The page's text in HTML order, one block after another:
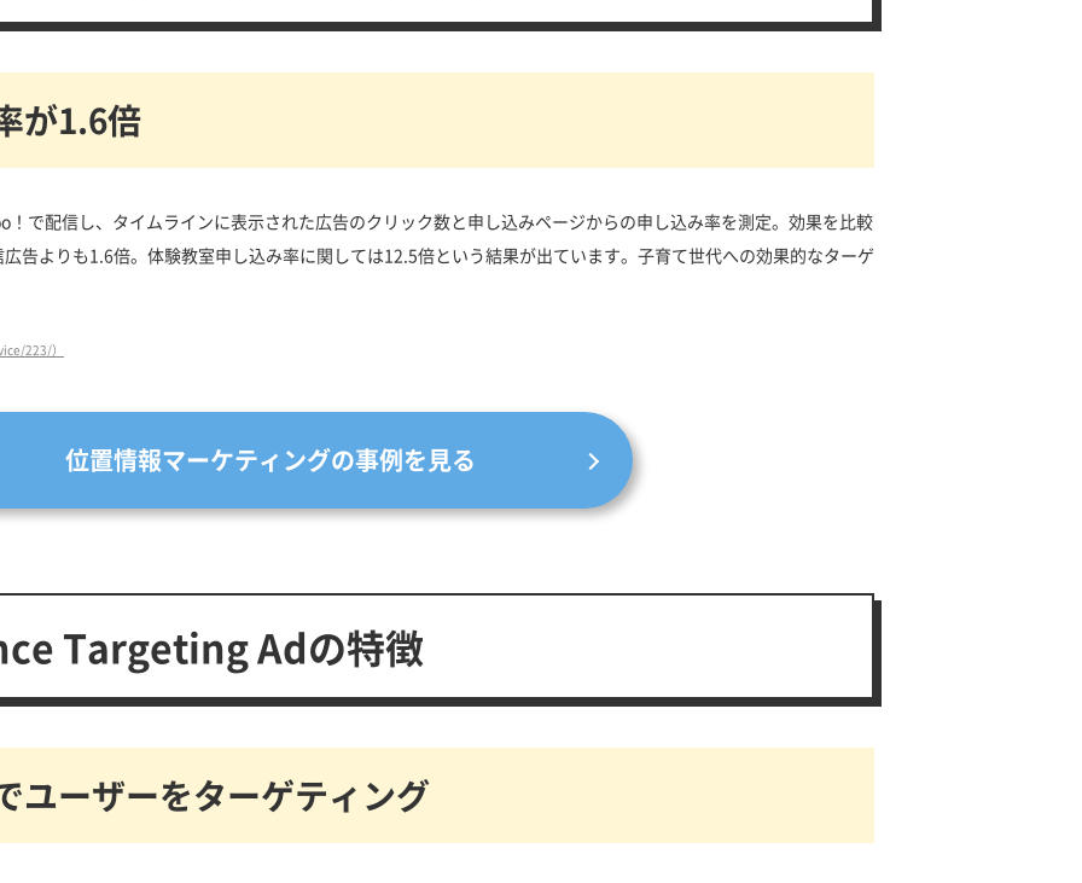
が1.6倍
で配信し、タイムラインに表示された広告のクリック数と申し込みページからの申し込み率を測定。効果を比較
告よりも1.6倍。体験教室申し込み率に関しては12.5倍という結果が出ています。子育て世代への効果的なターゲ
223/）
位置情報マーケティングの事例を見る
Targeting Adの特徴
ユーザーをターゲティング